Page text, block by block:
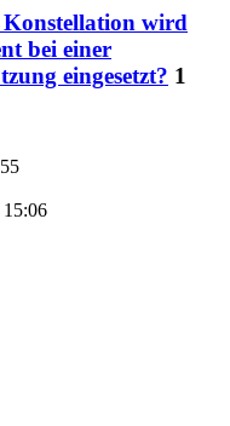
wird
bei einer
eingesetzt? 1